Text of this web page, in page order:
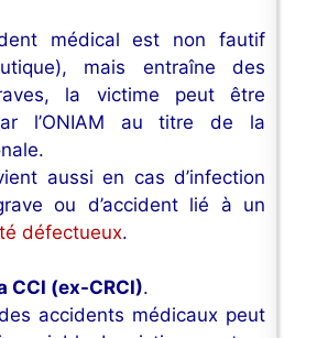
médical est non fautif
mais entraîne des
la victime peut être
l’ONIAM au titre de la
aussi en cas d’infection
ou d’accident lié à un
défectueux.
CCI (ex-CRCI).
accidents médicaux peut